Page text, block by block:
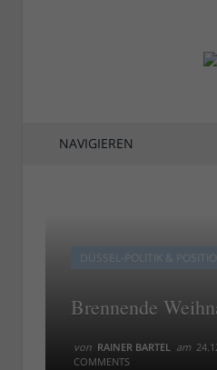
NAVIGIEREN
DÜSSEL-POLITIK &
Brennende
von RAINER BARTEL am
COMMENTS